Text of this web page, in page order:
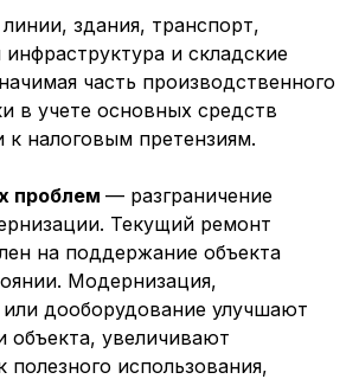
здания, транспорт,
инфраструктура и складские
часть производственного
в учете основных средств
к налоговым претензиям.
проблем — разграничение
Текущий ремонт
на поддержание объекта
Модернизация,
или дооборудование улучшают
объекта, увеличивают
использования,